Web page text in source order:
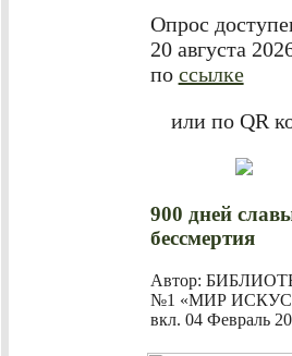
Опрос
20 августа
по ссылке
или по QR
900 дней
бессмертия
Автор:
№1 «МИР
вкл. 04 Февраль